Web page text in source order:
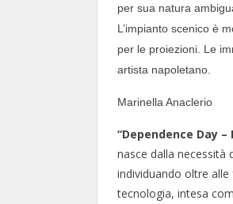
per sua natura
L’impianto scenico è
per le proiezioni. Le
artista napoletano.
Marinella Anaclerio
“Dependence Day
nasce dalla necessità
individuando oltre
tecnologia, intesa